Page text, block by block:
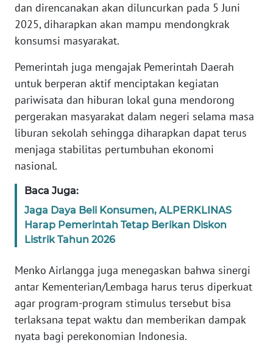
dan direncanakan akan diluncurkan pada 5 Juni
2025, diharapkan akan mampu mendongkrak
konsumsi masyarakat.
Pemerintah juga mengajak Pemerintah Daerah
untuk berperan aktif menciptakan kegiatan
pariwisata dan hiburan lokal guna mendorong
pergerakan masyarakat dalam negeri selama masa
liburan sekolah sehingga diharapkan dapat terus
menjaga stabilitas pertumbuhan ekonomi
nasional.
Baca Juga:
Jaga Daya Beli Konsumen, ALPERKLINAS
Harap Pemerintah Tetap Berikan Diskon
Listrik Tahun 2026
Menko Airlangga juga menegaskan bahwa sinergi
antar Kementerian/Lembaga harus terus diperkuat
agar program-program stimulus tersebut bisa
terlaksana tepat waktu dan memberikan dampak
nyata bagi perekonomian Indonesia.
WN
JABAR
BANTEN
WN
NTT
WN
KEPRI
WN
PAPUA
WN
BARAT
RIAU
WN